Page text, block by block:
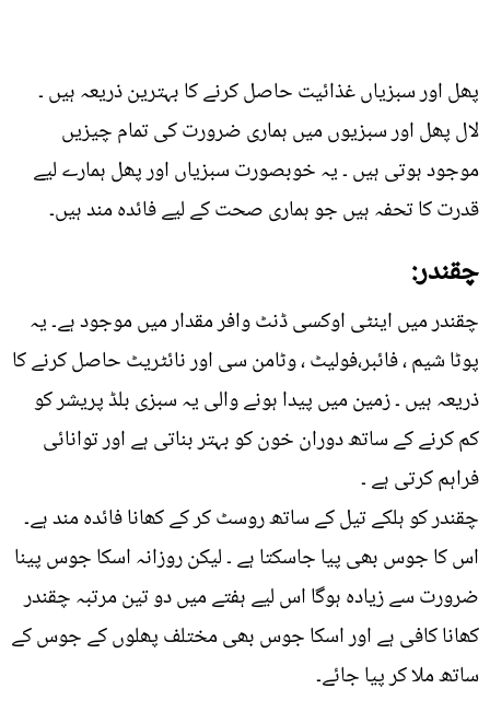
پھل اور سبزیاں غذائیت حاصل کرنے کا بہترین ذریعہ ہیں ۔
لال پھل اور سبزیوں میں ہماری ضرورت کی تمام چیزیں
موجود ہوتی ہیں ۔ یہ خوبصورت سبزیاں اور پھل ہمارے لیے
قدرت کا تحفہ ہیں جو ہماری صحت کے لیے فائدہ مند ہیں۔
چقندر:
چقندر میں اینٹی اوکسی ڈنٹ وافر مقدار میں موجود ہے۔ یہ
پوٹا شیم ، فائبر،فولیٹ ، وٹامن سی اور نائٹریٹ حاصل کرنے کا
ذریعہ ہیں ۔ زمین میں پیدا ہونے والی یہ سبزی بلڈ پریشر کو
کم کرنے کے ساتھ دوران خون کو بہتر بناتی ہے اور توانائی
فراہم کرتی ہے ۔
چقندر کو ہلکے تیل کے ساتھ روسٹ کر کے کھانا فائدہ مند ہے۔
اس کا جوس بھی پیا جاسکتا ہے ۔ لیکن روزانہ اسکا جوس پینا
ضرورت سے زیادہ ہوگا اس لیے ہفتے میں دو تین مرتبہ چقندر
کھانا کافی ہے اور اسکا جوس بھی مختلف پھلوں کے جوس کے
ساتھ ملا کر پیا جائے۔